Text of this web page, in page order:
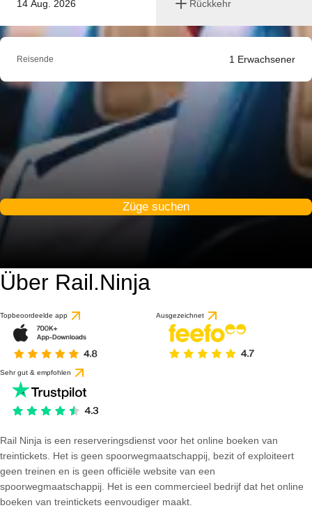
14 Aug. 2026 Rückkehr
Reisende 1 Erwachsener
Züge suchen
Über Rail.Ninja
Topbeoordeelde app Ausgezeichnet
Sehr gut & empfohlen
Rail Ninja is een reserveringsdienst voor het online boeken van
treintickets. Het is geen spoorwegmaatschappij, bezit of exploiteert
geen treinen en is geen officiële website van een
spoorwegmaatschappij. Het is een commercieel bedrijf dat het online
boeken van treintickets eenvoudiger maakt.